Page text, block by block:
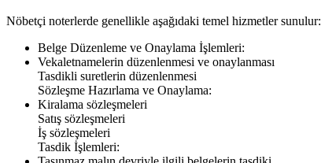
Nöbetçi noterlerde genellikle aşağıdaki temel hizmetler sunulur:
Belge Düzenleme ve Onaylama İşlemleri:
Vekaletnamelerin düzenlenmesi ve onaylanması
Tasdikli suretlerin düzenlenmesi
Sözleşme Hazırlama ve Onaylama:
Kiralama sözleşmeleri
Satış sözleşmeleri
İş sözleşmeleri
Tasdik İşlemleri: